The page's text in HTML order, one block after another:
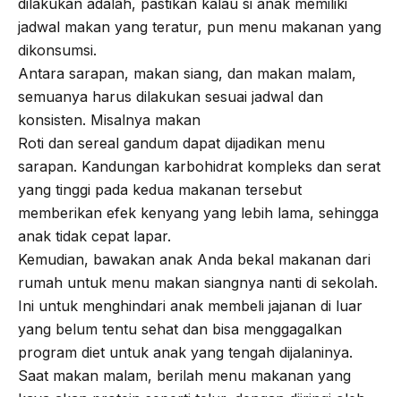
jadwal makan yang teratur, pun menu makanan yang
dikonsumsi.
Antara sarapan, makan siang, dan makan malam,
semuanya harus dilakukan sesuai jadwal dan
konsisten. Misalnya makan
Roti dan sereal gandum dapat dijadikan menu
sarapan. Kandungan karbohidrat kompleks dan serat
yang tinggi pada kedua makanan tersebut
memberikan efek kenyang yang lebih lama, sehingga
anak tidak cepat lapar.
Kemudian, bawakan anak Anda bekal makanan dari
rumah untuk menu makan siangnya nanti di sekolah.
Ini untuk menghindari anak membeli jajanan di luar
yang belum tentu sehat dan bisa menggagalkan
program diet untuk anak yang tengah dijalaninya.
Saat makan malam, berilah menu makanan yang